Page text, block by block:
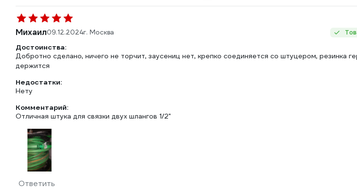
Михаил09.12.2024г. Москва
Достоинства:
Добротно сделано, ничего не торчит, заусениц нет, крепко соединяется со штуцером, резинка
держится
Недостатки:
Нету
Комментарий:
Отличная штука для связки двух шлангов 1/2"
Ответить